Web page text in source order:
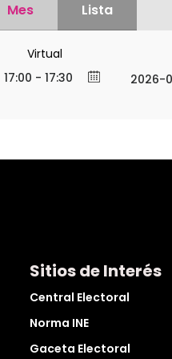
Mes Lista
Virtual
17:00 - 17:30
2026-
Sitios de Interés
Central Electoral
Norma INE
Gaceta Electoral